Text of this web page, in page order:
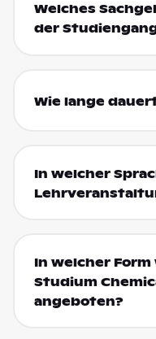
Welches
der
Wie lange
In welcher
In welcher Form
Studium
angeboten?